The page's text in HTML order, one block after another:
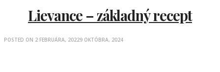
Lievance – základný recept
POSTED ON 2 FEBRUÁRA, 20229 OKTÓBRA, 2024